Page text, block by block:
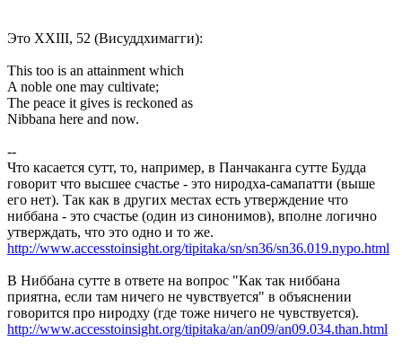
Это XXIII, 52 (Висуддхимагги):
This too is an attainment which
A noble one may cultivate;
The peace it gives is reckoned as
Nibbana here and now.
--
Что касается сутт, то, например, в Панчаканга сутте Будда
говорит что высшее счастье - это ниродха-самапатти (выше
его нет). Так как в других местах есть утверждение что
ниббана - это счастье (один из синонимов), вполне логично
утверждать, что это одно и то же.
http://www.accesstoinsight.org/tipitaka/sn/sn36/sn36.019.nypo.html
В Ниббана сутте в ответе на вопрос "Как так ниббана
приятна, если там ничего не чувствуется" в объяснении
говорится про ниродху (где тоже ничего не чувствуется).
http://www.accesstoinsight.org/tipitaka/an/an09/an09.034.than.html